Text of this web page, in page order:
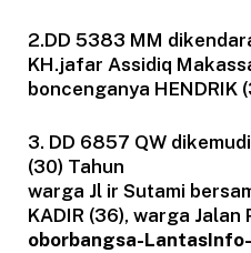
2.DD 5383 MM
KH.jafar Assidiq
boncenganya HENDRIK
3. DD 6857 QW
(30) Tahun
warga Jl ir Sutami
KADIR (36), warga Jalan
oborbangsa-